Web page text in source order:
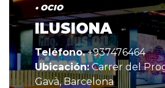
• OCIO
ILUSIONA
Teléfono.+937476464
Ubicación:Carrer del
Gavà, Barcelona